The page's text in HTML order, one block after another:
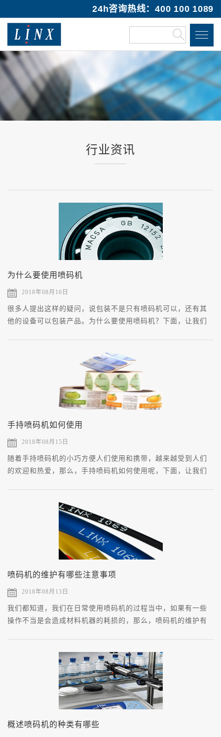
24h咨询热线：400 100 1089
行业资讯
为什么要使用喷码机
2018年08月16日
​很多人提出这样的疑问，说包装不是只有喷码机可以，还有其
他的设备可以包装产品。为什么要使用喷码机？下面，让我们
手持喷码机如何使用
2018年08月15日
随着手持喷码机的小巧方便人们使用和携带，越来越受到人们
的欢迎和热爱，那么，手持喷码机如何使用呢，下面，让我们
喷码机的维护有哪些注意事项
2018年08月13日
我们都知道，我们在日常使用喷码机的过程当中，如果有一些
操作不当是会造成材料机器的耗损的，那么，喷码机的维护有
概述喷码机的种类有哪些